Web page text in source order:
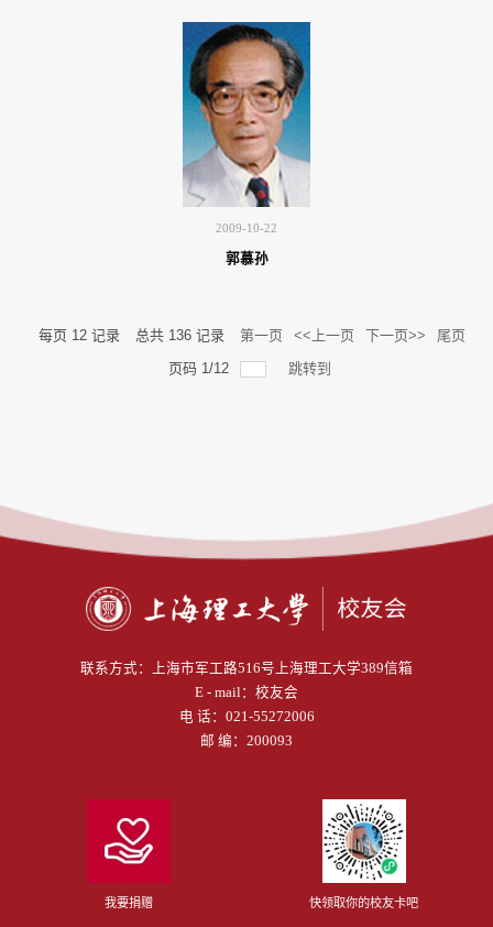
2009-10-22
郭慕孙
每页 12 记录 总共 136 记录 第一页 <<上一页 下一页>>
尾页
页码 1/12 跳转到
联系方式：
上海市军工路516号上海理工大学389信箱
E - mail： 校友会
电 话： 021-55272006
邮 编：200093
我要捐赠 快领取你的校友卡吧